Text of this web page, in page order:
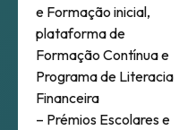
e Formação inicial,
plataforma de
Formação Contínua e
Programa de Literacia
Financeira
– Prémios Escolares e